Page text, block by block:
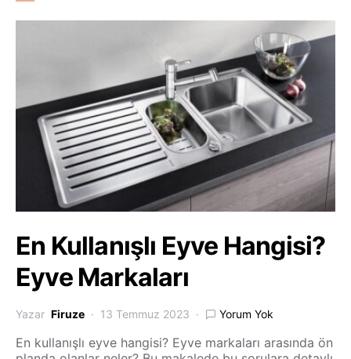
En Kullanışlı Eyve Hangisi?
Eyve Markaları
Yazar Firuze 13 Temmuz 2023 Yorum Yok
En kullanışlı eyve hangisi? Eyve markaları arasında ön